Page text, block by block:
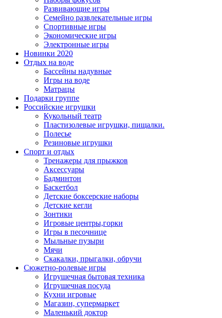
Развивающие игры
Семейно развлекательные игры
Спортивные игры
Экономические игры
Электронные игры
Новинки 2020
Отдых на воде
Бассейны надувные
Игры на воде
Матрацы
Подарки группе
Российские игрушки
Кукольный театр
Пластизолевые игрушки, пищалки.
Полесье
Резиновые игрушки
Спорт и отдых
Тренажеры для прыжков
Аксессуары
Бадминтон
Баскетбол
Детские боксерские наборы
Детские кегли
Зонтики
Игровые центры,горки
Игры в песочнице
Мыльные пузыри
Мячи
Скакалки, прыгалки, обручи
Сюжетно-ролевые игры
Игрушечная бытовая техника
Игрушечная посуда
Кухни игровые
Магазин, супермаркет
Маленький доктор